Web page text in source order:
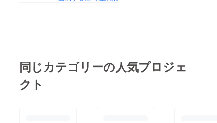
同じカテゴリーの人気プロジェ
クト